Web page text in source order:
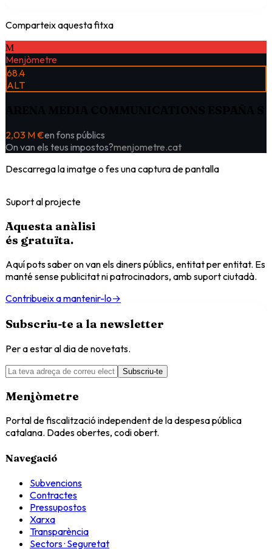
Comparteix aquesta fitxa
M
Menjòmetre
68.4
ALT
2,03 M €en fons públics
On van els teus impostos?menjometre.cat
Descarrega la imatge o fes una captura de pantalla
Suport al projecte
Aquesta anàlisi
és gratuïta.
Aquí pots saber on van els diners públics, entitat per entitat. Es
manté sense publicitat ni patrocinadors, amb suport ciutadà.
Contribueix a mantenir-lo→
Subscriu-te a la newsletter
Per a estar al dia de novetats.
Subscriu-te
Menjòmetre
Portal de fiscalització independent de la despesa pública
catalana. Dades obertes, codi obert.
Navegació
Subvencions
Contractes
Pressupostos
Xarxa
Transparència
Sectors · Seguretat